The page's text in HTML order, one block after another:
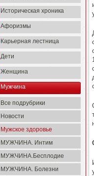
Историческая хроника
Афоризмы
Карьерная лестница
Дети
Женщина
Мужчина
Все подрубрики
Новости
Мужское здоровье
МУЖЧИНА. Интим
МУЖЧИНА.Бесплодие
МУЖЧИНА. Болезни